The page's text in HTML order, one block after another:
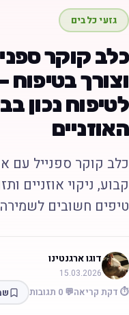
גזעי כלבים
קוקר
בטיפוח
נכון
קוקר ספנייל עם
ניקוי אוזניים
חשובים לשמירה
דוגו ארגנטינו
15.03.2026
דקת קריאה💬 0 תגובות